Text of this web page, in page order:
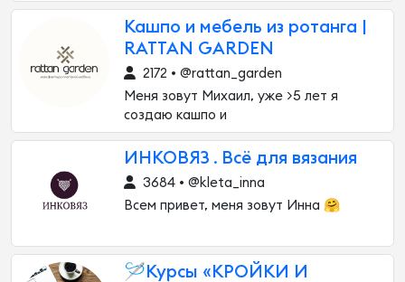
Кашпо и мебель из ротанга |
RATTAN GARDEN
2172 • @rattan_garden
Меня зовут Михаил, уже >5 лет я
создаю кашпо и
ИНКОВЯЗ . Всё для вязания
3684 • @kleta_inna
Всем привет, меня зовут Инна 🤗
🪡Курсы «КРОЙКИ И